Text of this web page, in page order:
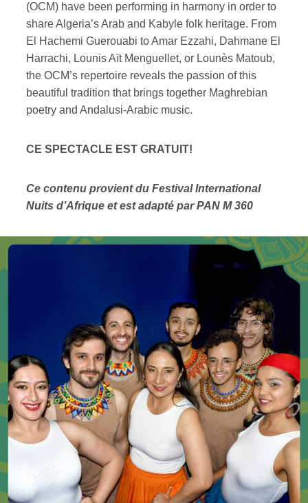
(OCM) have been performing in harmony in order to
share Algeria’s Arab and Kabyle folk heritage. From
El Hachemi Guerouabi to Amar Ezzahi, Dahmane El
Harrachi, Lounis Aït Menguellet, or Lounès Matoub,
the OCM’s repertoire reveals the passion of this
beautiful tradition that brings together Maghrebian
poetry and Andalusi-Arabic music.
CE SPECTACLE EST GRATUIT!
Ce contenu provient du Festival International
Nuits d’Afrique et est adapté par PAN M 360